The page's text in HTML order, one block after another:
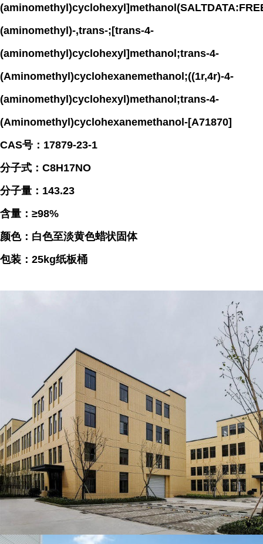
(aminomethyl)-,trans-;[trans-4-
(aminomethyl)cyclohexyl]methanol;trans-4-
(Aminomethyl)cyclohexanemethanol;((1r,4r)-4-
(aminomethyl)cyclohexyl)methanol;trans-4-
(Aminomethyl)cyclohexanemethanol-[A71870]
CAS号：17879-23-1
分子式：C8H17NO
分子量：143.23
含量：≥98%
颜色：白色至淡黄色蜡状固体
包装：25kg纸板桶